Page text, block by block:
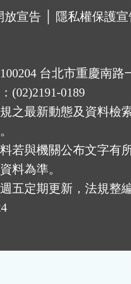
放宣告
隱私權保護
台北市重慶南路
(02)2191-0189
之最新動態及資料檢
若與機關公布文字有
料為準。
五定期更新，法規整